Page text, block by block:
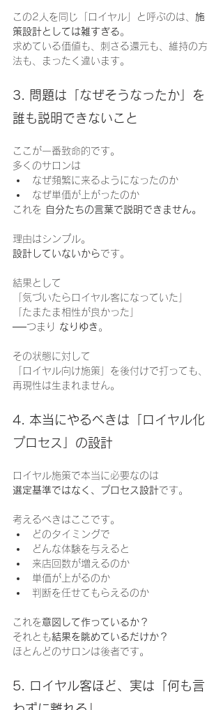
この2人を同じ「ロイヤル」と呼ぶのは、 施
策設計としては雑すぎる。
求めている価値も、刺さる還元も、維持の方
法も、まったく違います。
3. 問題は「なぜそうなったか」を
誰も説明できないこと
ここが一番致命的です。
多くのサロンは
なぜ頻繁に来るようになったのか
なぜ単価が上がったのか
これを 自分たちの言葉で説明できません。
理由はシンプル。
設計していないからです。
結果として
「気づいたらロイヤル客になっていた」
「たまたま相性が良かった」
──つまり なりゆき。
その状態に対して
「ロイヤル向け施策」を後付けで打っても、
再現性は生まれません。
4. 本当にやるべきは「ロイヤル化
プロセス」の設計
ロイヤル施策で本当に必要なのは
選定基準ではなく、プロセス設計です。
考えるべきはここです。
どのタイミングで
どんな体験を与えると
来店回数が増えるのか
単価が上がるのか
判断を任せてもらえるのか
これを意図して作っているか？
それとも結果を眺めているだけか？
ほとんどのサロンは後者です。
5. ロイヤル客ほど、実は「何も言